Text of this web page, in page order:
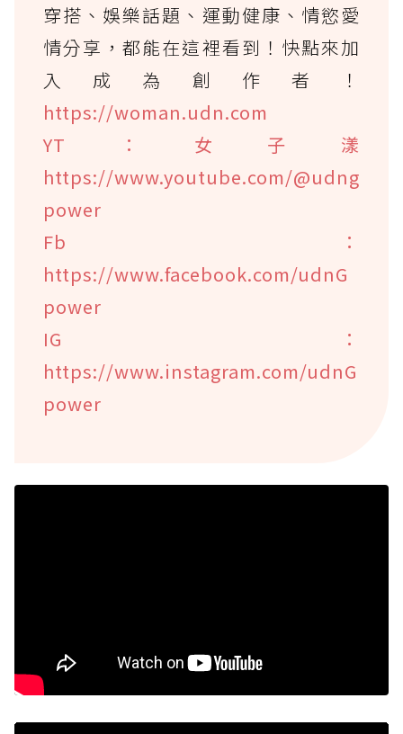
穿搭、娛樂話題、運動健康、情慾愛
情分享，都能在這裡看到！快點來加
入成為創作者！
https://woman.udn.com
YT：女子漾
https://www.youtube.com/@udng
power
Fb：
https://www.facebook.com/udnG
power
IG：
https://www.instagram.com/udnG
power